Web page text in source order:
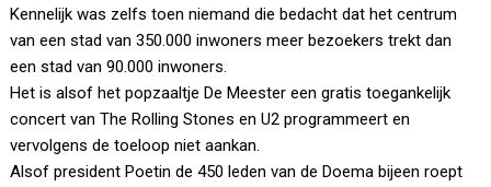
Kennelijk was zelfs toen niemand die bedacht dat het centrum
van een stad van 350.000 inwoners meer bezoekers trekt dan
een stad van 90.000 inwoners.
Het is alsof het popzaaltje De Meester een gratis toegankelijk
concert van The Rolling Stones en U2 programmeert en
vervolgens de toeloop niet aankan.
Alsof president Poetin de 450 leden van de Doema bijeen roept